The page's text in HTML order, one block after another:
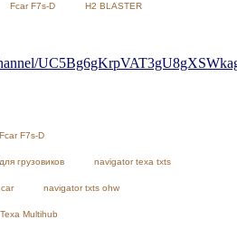
Fcar F7s-D H2 BLASTER
Fcar F7s-D
грузовиков navigator texa txts
navigator txts ohw
Texa Multihub